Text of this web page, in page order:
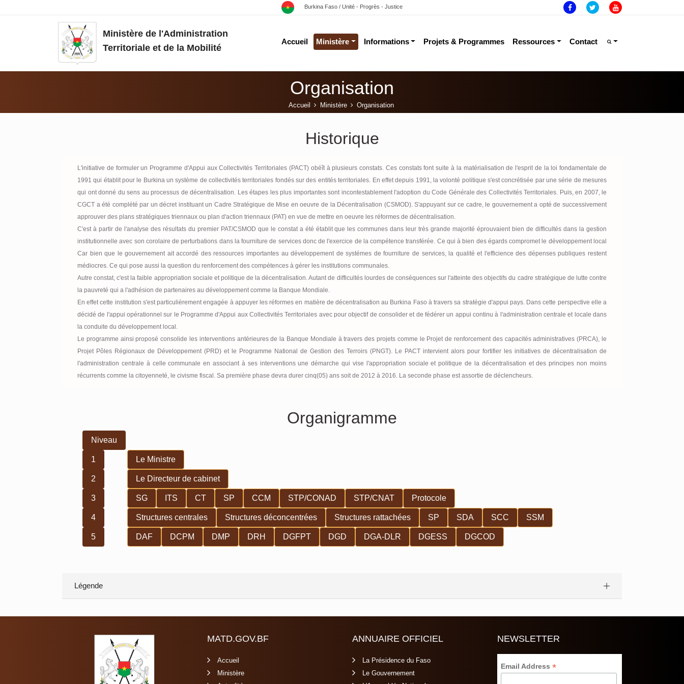
Burkina Faso / Unité - Progrès - Justice
Ministère de l'Administration
Territoriale et de la Mobilité
Accueil Ministère Informations Projets & Programmes Ressources Contact
Organisation
Accueil Ministère Organisation
Historique
L'initiative de formuler un Programme d'Appui aux Collectivités Territoriales (PACT) obéît à plusieurs constats. Ces constats font suite à la matérialisation de l'esprit de la loi fondamentale de
1991 qui établit pour le Burkina un système de collectivités territoriales fondés sur des entités territoriales. En effet depuis 1991, la volonté politique s'est concrétisée par une série de mesures
qui ont donné du sens au processus de décentralisation. Les étapes les plus importantes sont incontestablement l'adoption du Code Générale des Collectivités Territoriales. Puis, en 2007, le
CGCT a été complété par un décret instituant un Cadre Stratégique de Mise en oeuvre de la Décentralisation (CSMOD). S'appuyant sur ce cadre, le gouvernement a opté de successivement
approuver des plans stratégiques triennaux ou plan d'action triennaux (PAT) en vue de mettre en oeuvre les réformes de décentralisation.
C'est à partir de l'analyse des résultats du premier PAT/CSMOD que le constat a été établit que les communes dans leur très grande majorité éprouvaient bien de difficultés dans la gestion
institutionnelle avec son corolaire de perturbations dans la fourniture de services donc de l'exercice de la compétence transférée. Ce qui à bien des égards compromet le développement local
Car bien que le gouvernement ait accordé des ressources importantes au développement de systémes de fourniture de services, la qualité et l'efficience des dépenses publiques restent
médiocres. Ce qui pose aussi la question du renforcement des compétences à gérer les institutions communales.
Autre constat, c'est la faible appropriation sociale et politique de la décentralisation. Autant de difficultés lourdes de conséquences sur l'atteinte des objectifs du cadre stratégique de lutte contre
la pauvreté qui a l'adhésion de partenaires au développement comme la Banque Mondiale.
En effet cette institution s'est particulièrement engagée à appuyer les réformes en matière de décentralisation au Burkina Faso à travers sa stratégie d'appui pays. Dans cette perspective elle a
décidé de l'appui opérationnel sur le Programme d'Appui aux Collectivités Territoriales avec pour objectif de consolider et de fédérer un appui continu à l'administration centrale et locale dans
la conduite du développement local.
Le programme ainsi proposé consolide les interventions antérieures de la Banque Mondiale à travers des projets comme le Projet de renforcement des capacités administratives (PRCA), le
Projet Pôles Régionaux de Développement (PRD) et le Programme National de Gestion des Terroirs (PNGT). Le PACT intervient alors pour fortifier les initiatives de décentralisation de
l'administration centrale à celle communale en associant à ses interventions une démarche qui vise l'appropriation sociale et politique de la décentralisation et des principes non moins
récurrents comme la citoyenneté, le civisme fiscal. Sa première phase devra durer cinq(05) ans soit de 2012 à 2016. La seconde phase est assortie de déclencheurs.
Organigramme
Niveau
1 Le Ministre
2 Le Directeur de cabinet
3 SG ITS CT SP CCM STP/CONAD STP/CNAT Protocole
4 Structures centrales Structures déconcentrées Structures rattachées SP SDA SCC SSM
5 DAF DCPM DMP DRH DGFPT DGD DGA-DLR DGESS DGCOD
Légende
MATD.GOV.BF
Accueil
Ministère
ANNUAIRE OFFICIEL
La Présidence du Faso
Le Gouvernement
NEWSLETTER
Email Address*